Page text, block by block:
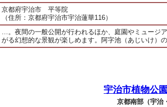
京都府宇治市 平等院
（住所：京都府宇治市宇治蓮華116）
…。夜間の一般公開が行われるほか、庭園やミュージ
がる幻想的な景観が楽しめます。阿字池（あじいけ）
宇治市植物公
京都南部（宇治